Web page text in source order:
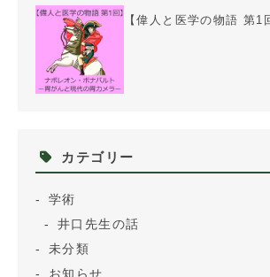
【偉人と医学の物語 第1
カテゴリー
学術
井口先生の話
未分類
お知らせ